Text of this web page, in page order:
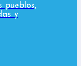
pueblos,
y